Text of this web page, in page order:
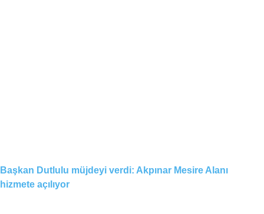
Başkan Dutlulu müjdeyi verdi: Akpınar Mesire Alanı
hizmete açılıyor